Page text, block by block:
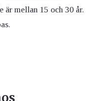
är mellan 15 och 30 år.